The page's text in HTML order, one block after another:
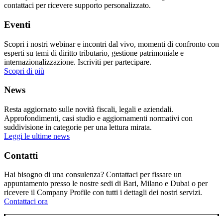
contattaci per ricevere supporto personalizzato.
Eventi
Scopri i nostri webinar e incontri dal vivo, momenti di confronto con
esperti su temi di diritto tributario, gestione patrimoniale e
internazionalizzazione. Iscriviti per partecipare.
Scopri di più
News
Resta aggiornato sulle novità fiscali, legali e aziendali.
Approfondimenti, casi studio e aggiornamenti normativi con
suddivisione in categorie per una lettura mirata.
Leggi le ultime news
Contatti
Hai bisogno di una consulenza? Contattaci per fissare un
appuntamento presso le nostre sedi di Bari, Milano e Dubai o per
ricevere il Company Profile con tutti i dettagli dei nostri servizi.
Contattaci ora